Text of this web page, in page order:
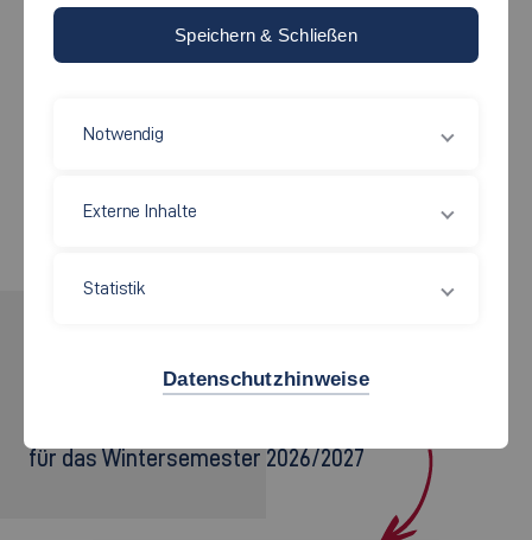
Arbeitsschwerpunkte
für das Wintersemester 2026/2027
Speichern & Schließen
Notwendig
Externe Inhalte
Statistik
Datenschutzhinweise